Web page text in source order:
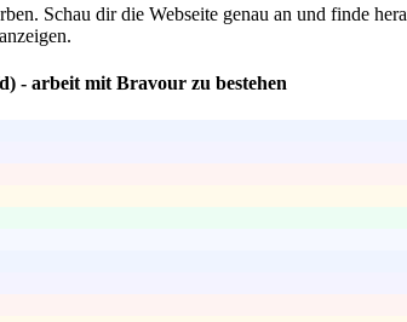
Schau dir die Webseite genau an und finde
- arbeit mit Bravour zu bestehen